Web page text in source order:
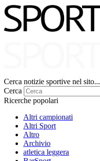
Cerca notizie sportive nel sito...
Cerca
Ricerche popolari
Altri campionati
Altri Sport
Altro
Archivio
atletica leggera